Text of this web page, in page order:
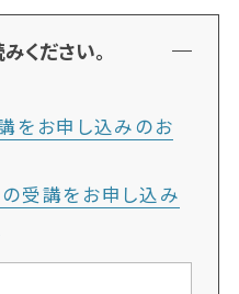
ください。
をお申し込みのお
受講をお申し込み